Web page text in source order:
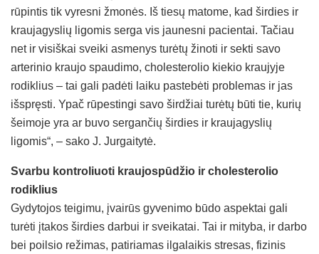
rūpintis tik vyresni žmonės. Iš tiesų matome, kad širdies ir
kraujagyslių ligomis serga vis jaunesni pacientai. Tačiau
net ir visiškai sveiki asmenys turėtų žinoti ir sekti savo
arterinio kraujo spaudimo, cholesterolio kiekio kraujyje
rodiklius – tai gali padėti laiku pastebėti problemas ir jas
išspręsti. Ypač rūpestingi savo širdžiai turėtų būti tie, kurių
šeimoje yra ar buvo sergančių širdies ir kraujagyslių
ligomis“, – sako J. Jurgaitytė.
Svarbu kontroliuoti kraujospūdžio ir cholesterolio
rodiklius
Gydytojos teigimu, įvairūs gyvenimo būdo aspektai gali
turėti įtakos širdies darbui ir sveikatai. Tai ir mityba, ir darbo
bei poilsio režimas, patiriamas ilgalaikis stresas, fizinis